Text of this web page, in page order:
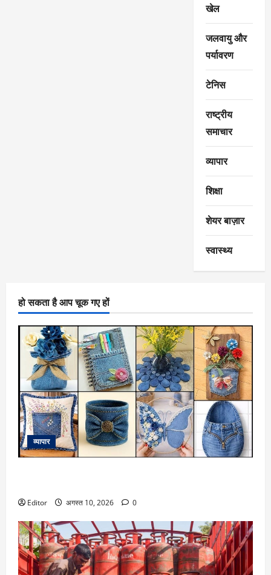
खेल
जलवायु और
पर्यावरण
टेनिस
राष्ट्रीय
समाचार
व्यापार
शिक्षा
शेयर बाज़ार
स्वास्थ्य
हो सकता है आप चूक गए हों
व्यापार
Editor अगस्त 10, 2026 0